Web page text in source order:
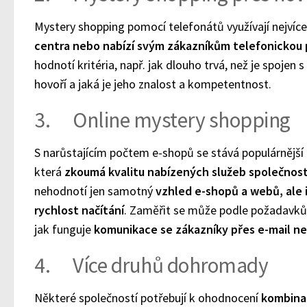
Mystery shopping pomocí telefonátů využívají
centra nebo nabízí svým zákazníkům telefonickou
hodnotí kritéria, např. jak dlouho trvá, než je spojen
hovoří a jaká je jeho znalost a kompetentnost.
3. Online mystery shopping
S narůstajícím počtem e-shopů se stává
která zkoumá kvalitu nabízených služeb
nehodnotí jen samotnývzhled e-shopů a webů,
rychlost načítání. Zaměřit se může podle
jak funguje komunikace se zákazníky přes e-mail
4. Více druhů dohromady
Některé společností potřebují k ohodnocení